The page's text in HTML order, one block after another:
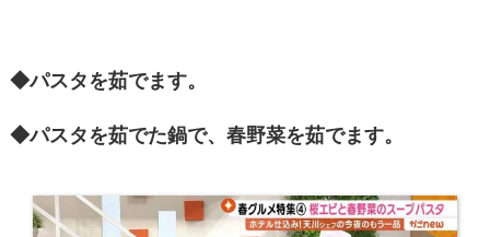
◆パスタを茹でます。
◆パスタを茹でた鍋で、春野菜を茹でます。